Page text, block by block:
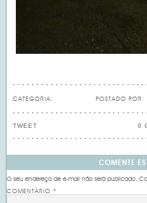
CATEGORIA: POSTADO POR:
0
TWEET
COMENTE
O seu endereço de e-mail não será publicado.
COMENTÁRIO*